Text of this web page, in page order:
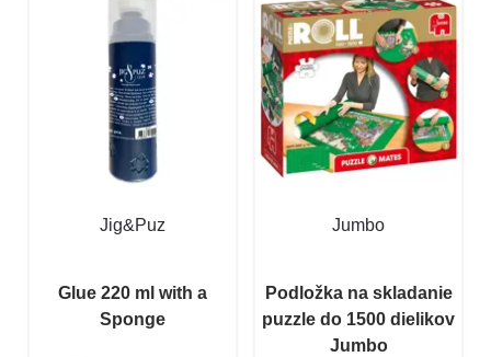
Jig&Puz
Glue 220 ml with a
Sponge
Jumbo
Podložka na skladanie
puzzle do 1500 dielikov
Jumbo